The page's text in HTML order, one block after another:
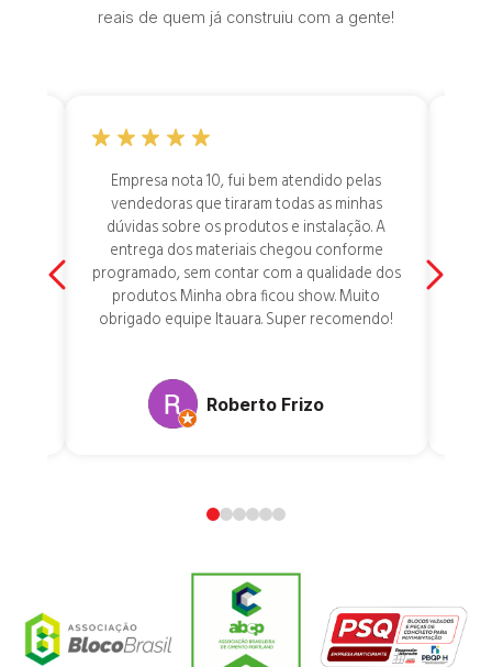
reais de quem já construiu com a gente!
Empresa nota 10, fui bem atendido pelas
vendedoras que tiraram todas as minhas
dúvidas sobre os produtos e instalação. A
entrega dos materiais chegou conforme
programado, sem contar com a qualidade dos
produtos. Minha obra ficou show. Muito
obrigado equipe Itauara. Super recomendo!
Roberto Frizo
01 2345